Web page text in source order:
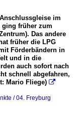
im
ging früher zum
Das andere
früher die LPG
Förderbändern in
und in die
auch sofort nach
schnell abgefahren,
Mario Fliege) 
/ 04. Freyburg